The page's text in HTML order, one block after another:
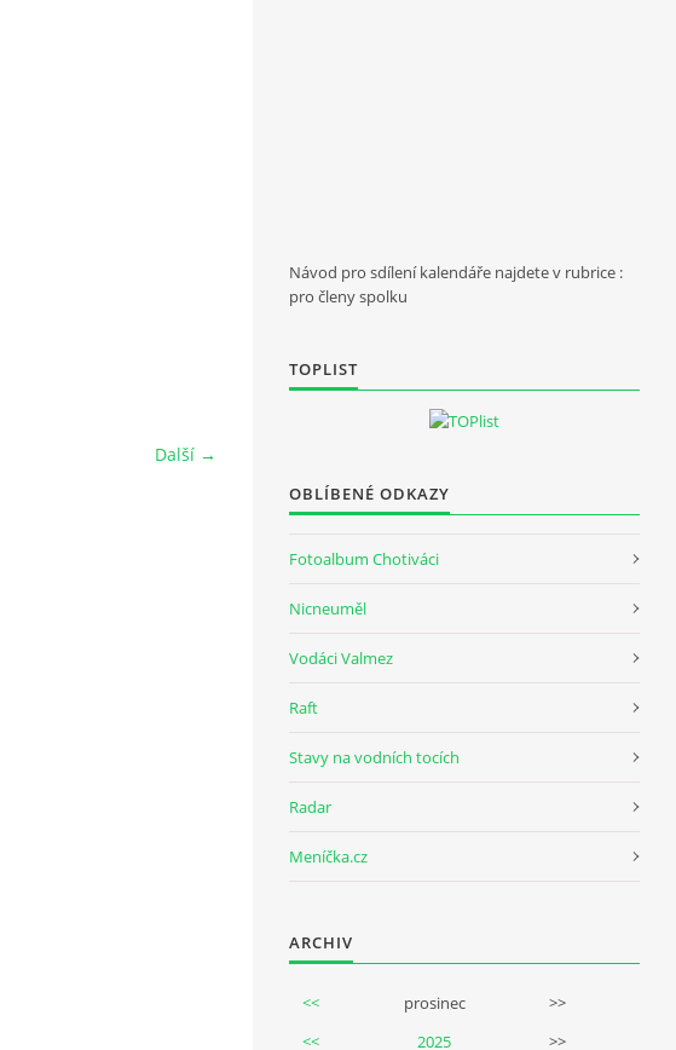
Další →
Návod pro sdílení kalendáře najdete v rubrice :
pro členy spolku
TOPLIST
OBLÍBENÉ ODKAZY
Fotoalbum Chotiváci
Nicneuměl
Vodáci Valmez
Raft
Stavy na vodních tocích
Radar
Meníčka.cz
ARCHIV
<< prosinec
>>
<<
2025 >>